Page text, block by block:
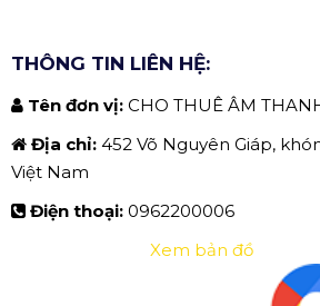
THÔNG TIN LIÊN HỆ:
Tên đơn vị: CHO THUÊ ÂM
Địa chỉ: 452 Võ Nguyên Giáp,
Việt Nam
Điện thoại: 0962200006
Xem bản đồ